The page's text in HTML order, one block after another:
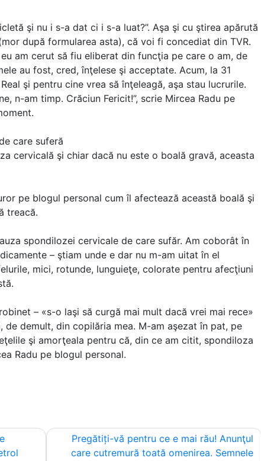
şi nu i s-a dat ci i s-a luat?”. Aşa şi cu ştirea apărută
după formularea asta), că voi fi concediat din TVR.
am cerut să fiu eliberat din funcţia pe care o am, de
au fost, cred, înţelese şi acceptate. Acum, la 31
şi pentru cine vrea să înţeleagă, aşa stau lucrurile.
n-am timp. Crăciun Fericit!”, scrie Mircea Radu pe
care suferă
cervicală şi chiar dacă nu este o boală gravă, aceasta
pe blogul personal cum îl afectează această boală şi
treacă.
spondilozei cervicale de care sufăr. Am coborât în
– ştiam unde e dar nu m-am uitat în el
mici, rotunde, lunguieţe, colorate pentru afecţiuni
– «s-o laşi să curgă mai mult dacă vrei mai rece»
demult, din copilăria mea. M-am aşezat în pat, pe
şi amorţeala pentru că, din ce am citit, spondiloza
Radu pe blogul personal.
Pregătiți-vă pentru ce e mai rău! Anunţul
care cutremură toată omenirea. Semnele